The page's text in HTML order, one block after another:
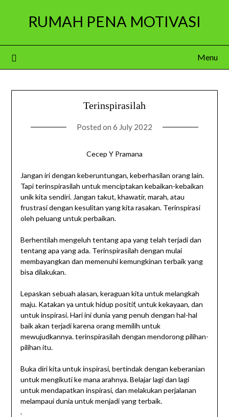
RUMAH PENA MOTIVASI
Menu
Terinspirasilah
Posted on 6 July 2022
Cecep Y Pramana
Jangan iri dengan keberuntungan, keberhasilan orang lain.
Tapi terinspirasilah untuk menciptakan kebaikan-kebaikan
unik kita sendiri. Jangan takut, khawatir, marah, atau
frustrasi dengan kesulitan yang kita rasakan. Terinspirasi
oleh peluang untuk perbaikan.
Berhentilah mengeluh tentang apa yang telah terjadi dan
tentang apa yang ada. Terinspirasilah dengan mulai
membayangkan dan memenuhi kemungkinan terbaik yang
bisa dilakukan.
Lepaskan sebuah alasan, keraguan kita untuk melangkah
maju. Katakan ya untuk hidup positif, untuk kekayaan, dan
untuk inspirasi. Hari ini dunia yang penuh dengan hal-hal
baik akan terjadi karena orang memilih untuk
mewujudkannya. terinspirasilah dengan mendorong pilihan-
pilihan itu.
Buka diri kita untuk inspirasi, bertindak dengan keberanian
untuk mengikuti ke mana arahnya. Belajar lagi dan lagi
untuk mendapatkan inspirasi, dan melakukan perjalanan
melampaui dunia untuk menjadi yang terbaik.
.